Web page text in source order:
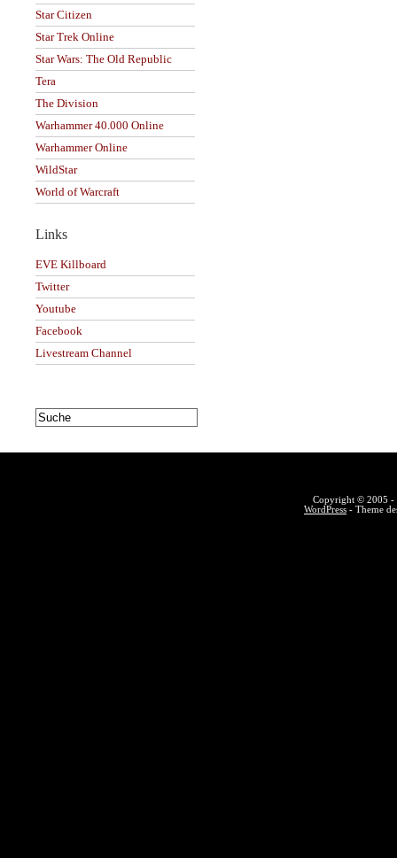
Star Citizen
Star Trek Online
Star Wars: The Old Republic
Tera
The Division
Warhammer 40.000 Online
Warhammer Online
WildStar
World of Warcraft
Links
EVE Killboard
Twitter
Youtube
Facebook
Livestream Channel
Copyright © 2005 -
WordPress - Theme